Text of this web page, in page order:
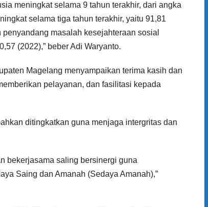
meningkat selama 9 tahun terakhir, dari angka
selama tiga tahun terakhir, yaitu 91,81
masalah kesejahteraan sosial
(2022),” beber Adi Waryanto.
Magelang menyampaikan terima kasih dan
pelayanan, dan fasilitasi kepada
ditingkatkan guna menjaga intergritas dan
bekerjasama saling bersinergi guna
Saing dan Amanah (Sedaya Amanah),”